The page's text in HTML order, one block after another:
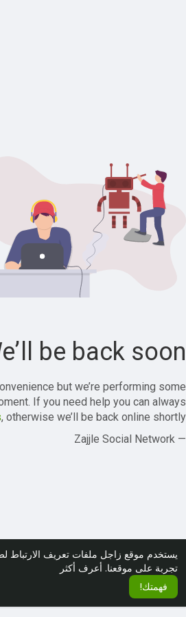
يستخدم موقع زاجل ملفات تعريف
تجربة على موقعنا. أعرف أكثر
فهمتك!
be back soon!
but we’re performing some
If you need help you can always
, otherwise we’ll be back online shortly!
— Zajjle Social Network